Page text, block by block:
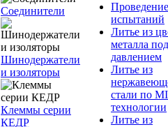
Соединители
Шинодержатели
и изоляторы
Клеммы серии
КЕДР
Проведение
испытаний
Литье из
металла под
давлением
Литье из
стали по
технологии
Литье из